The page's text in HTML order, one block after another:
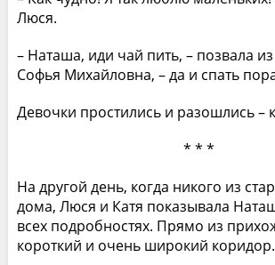
Люся.
– Наташа, иди чай пить, – позвала
Софья Михайловна, – да и спать
Девочки простились и разошлись –
* * *
На другой день, когда никого из
дома, Люся и Катя показывала
всех подробностях. Прямо из
короткий и очень широкий коридор.